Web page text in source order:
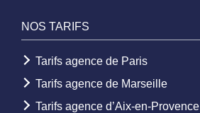
NOS TARIFS
Tarifs agence de Paris
Tarifs agence de Marseille
Tarifs agence d’Aix-en-Provence